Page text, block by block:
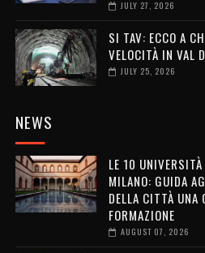
JULY 27, 2026
SI TAV: ECCO A
VELOCITÀ IN VAL
JULY 25, 2026
NEWS
LE 10
MILANO: GUIDA
DELLA CITTÀ UNA
FORMAZIONE
AUGUST 07, 2026